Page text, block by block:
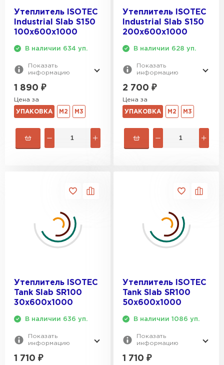
Утеплитель ISOTEC
Industrial Slab S150
100х600х1000
В наличии 634 уп.
Показать
информацию
1 890 ₽
Цена за
УПАКОВКА М2 М3
Утеплитель ISOTEC
Industrial Slab S150
200х600х1000
В наличии 628 уп.
Показать
информацию
2 700 ₽
Цена за
УПАКОВКА М2 М3
Утеплитель ISOTEC
Tank Slab SR100
30х600х1000
В наличии 636 уп.
Показать
информацию
1 710 ₽
Утеплитель ISOTEC
Tank Slab SR100
50х600х1000
В наличии 1086 уп.
Показать
информацию
1 710 ₽